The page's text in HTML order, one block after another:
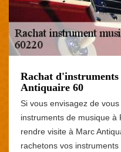
Rachat
Antiquaire 60
Si vous envisagez de
instruments de musique
rendre visite à Marc
rachetons vos